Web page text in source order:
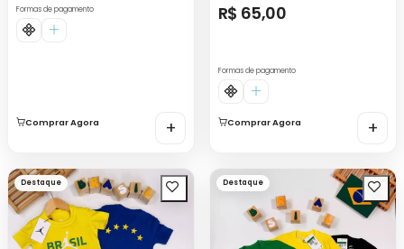
Formas de pagamento
Comprar Agora +
R$ 65,00
Formas de pagamento
Comprar Agora +
Destaque Destaque